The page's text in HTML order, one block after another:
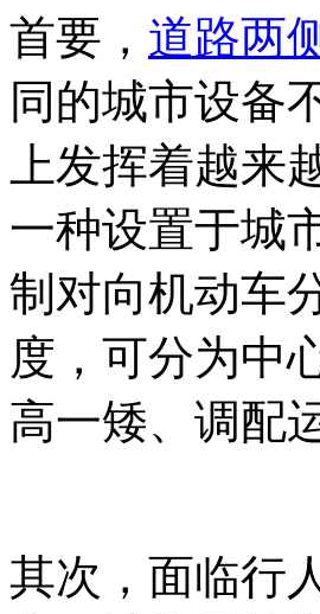
首要， 道路两
同的城市设备
上发挥着越
一种设置于城
制对向机动车
度，可分为中
高一矮、调配
其次，面临行